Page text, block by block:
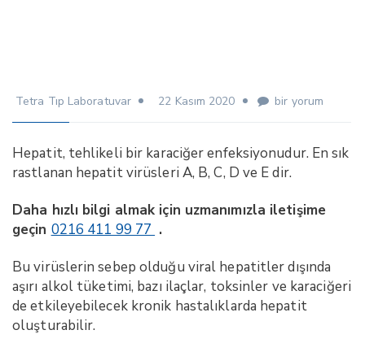
Tetra Tıp Laboratuvar 22 Kasım 2020
Hepatit
için
bir yorum
Hepatit, tehlikeli bir karaciğer enfeksiyonudur. En sık
rastlanan hepatit virüsleri A, B, C, D ve E dir.
Daha hızlı bilgi almak için uzmanımızla iletişime
geçin 0216 411 99 77 .
Bu virüslerin sebep olduğu viral hepatitler dışında
aşırı alkol tüketimi, bazı ilaçlar, toksinler ve karaciğeri
de etkileyebilecek kronik hastalıklarda hepatit
oluşturabilir.